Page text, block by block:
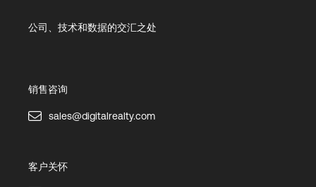
公司、技术和数据的交汇之处
销售咨询
sales@digitalrealty.com
客户关怀